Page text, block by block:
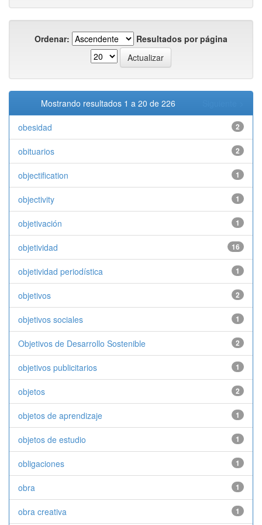
Ordenar: Resultados por página
Mostrando resultados 1 a 20 de 226
obesidad 2
obituarios 2
objectification 1
objectivity 1
objetivación 1
objetividad 16
objetividad periodística 1
objetivos 2
objetivos sociales 1
Objetivos de Desarrollo Sostenible 2
objetivos publicitarios 1
objetos 2
objetos de aprendizaje 1
objetos de estudio 1
obligaciones 1
obra 1
obra creativa 1